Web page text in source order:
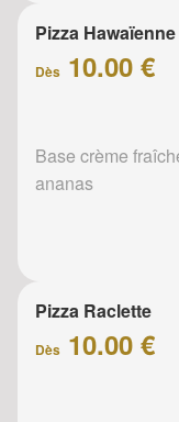
Pizza Hawaïenne
Dès 10.00 €
Base crème
ananas
Pizza Raclette
Dès 10.00 €